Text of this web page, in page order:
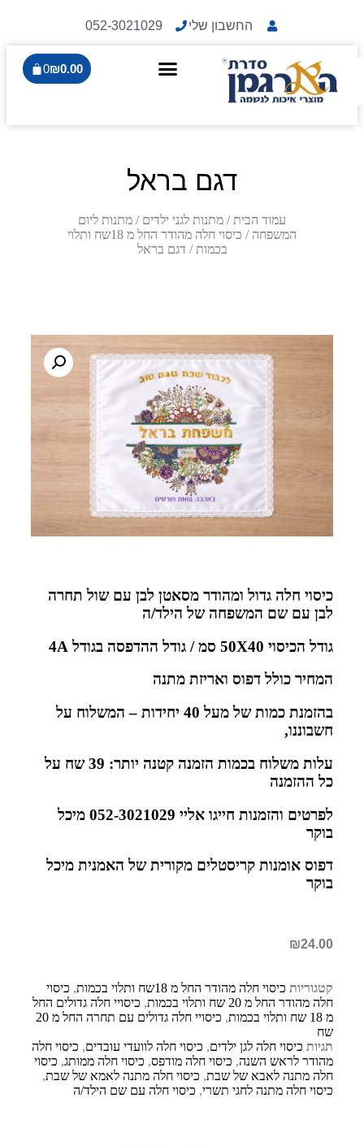
החשבון שלי 052-3021029
₪0.00
0
דגם בראל
עמוד הבית / מתנות לגני ילדים / מתנות ליום
המשפחה /
כיסוי חלה מהודר החל מ 18שח ותלוי
בכמות / דגם בראל
כיסוי חלה גדול ומהודר מסאטן לבן עם שול תחרה
לבן עם שם המשפחה של הילד/ה
גודל הכיסוי 50X40 סמ / גודל ה
הדפסה בגודל 4A
המחיר כולל דפוס ואריזת מתנה
בהזמנת כמות של מעל 40 יחידות – המשלוח על
חשבוננו,
עלות משלוח בכמות הזמנה קטנה יותר: 39 שח על
כל ההזמנה
לפרטים והזמנות חייגו אליי 052-3021029 מיכל
בוקר
דפוס אומנות קריסטלים מקורית של האמנית מיכל
בוקר
₪24.00
קטגוריות כיסוי חלה מהודר החל מ 18שח ותלוי בכמות , כיסוי
חלה מהודר החל מ 20 שח ותלוי בכמות
, כיסויי חלה גדולים החל
מ 18 שח ותלוי בכמות
,
כיסויי חלה גדולים עם תחרה החל מ 20
שח
תגיות כיסוי חלה לגן ילדים, כיסוי חלה לוועדי עובדים, כיסוי חלה
מהודר לראש השנה, כיסוי חלה מודפס, כיסוי חלה ממותג, כיסוי
חלה מתנה לאבא של שבת, כיסוי חלה מתנה לאמא של שבת,
כיסוי חלה מתנה לחגי תשרי, כיסוי חלה עם שם הילד/ה